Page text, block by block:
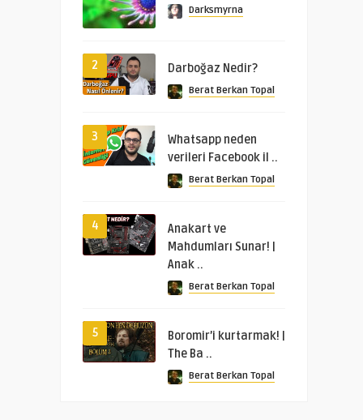
Darksmyrna
2 Darboğaz Nedir?
Berat Berkan Topal
3
Whatsapp neden
verileri Facebook il ..
Berat Berkan Topal
4
Anakart ve
Mahdumları Sunar! |
Anak ..
Berat Berkan Topal
5
Boromir’i kurtarmak! |
The Ba ..
Berat Berkan Topal